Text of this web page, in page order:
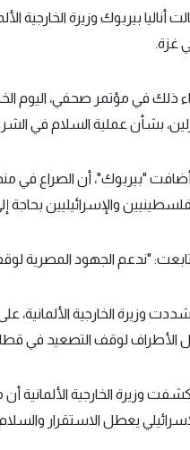
أناليا بيربوك وزيرة الخارجية
غزة.
ذلك في مؤتمر صحفي، اليوم
بشأن عملية السلام في
"بيربوك"، أن الصراع في
والإسرائيليين بحاجة
"ندعم الجهود المصرية
وزيرة الخارجية الألمانية،
الأطراف لوقف التصعيد في
وزيرة الخارجية
يعطل الاستقرار